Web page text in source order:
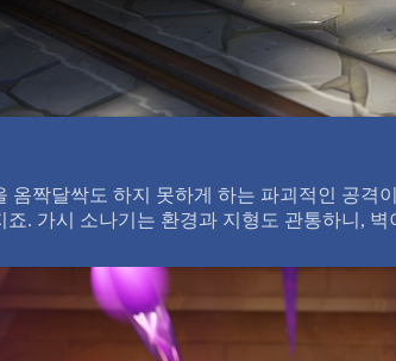
짝달싹도 하지 못하게 하는 파괴적인 공
. 가시 소나기는 환경과 지형도 관통하니,